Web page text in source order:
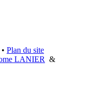
• Plan du site
&